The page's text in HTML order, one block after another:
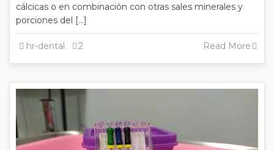
cálcicas o en combinación con otras sales minerales y
porciones del […]
hr-dental 2 Read More